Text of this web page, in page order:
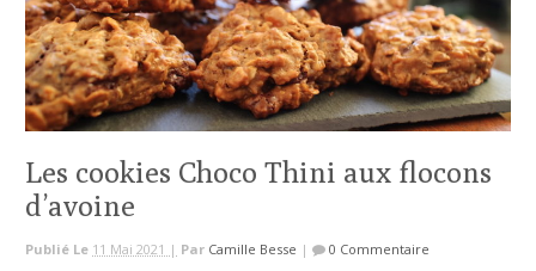
Les cookies Choco Thini aux flocons
d’avoine
Publié Le 11 Mai 2021 | Par Camille Besse | 0 Commentaire